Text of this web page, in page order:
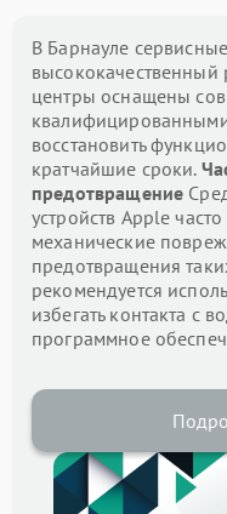
В Барнауле
высококачественный
центры оснащены
восстановить
кратчайшие сроки.
предотвращение
устройств Apple
механические
предотвращения
рекомендуется
избегать контакта с
программное